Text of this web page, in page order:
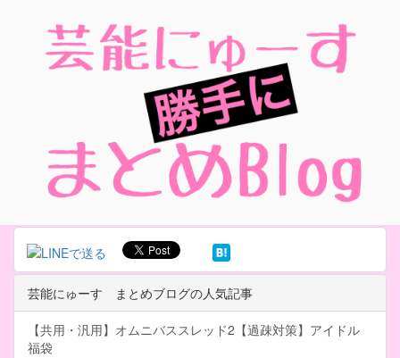
芸能にゅーす まとめブログの人気記事
【共用・汎用】オムニバススレッド2【過疎対策】アイドル
福袋